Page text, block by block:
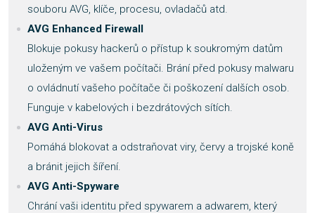
souboru AVG, klíče, procesu, ovladačů atd.
AVG Enhanced Firewall
Blokuje pokusy hackerů o přístup k soukromým datům
uloženým ve vašem počítači. Brání před pokusy malwaru
o ovládnutí vašeho počítače či poškození dalších osob.
Funguje v kabelových i bezdrátových sítích.
AVG Anti-Virus
Pomáhá blokovat a odstraňovat viry, červy a trojské koně
a bránit jejich šíření.
AVG Anti-Spyware
Chrání vaši identitu před spywarem a adwarem, který